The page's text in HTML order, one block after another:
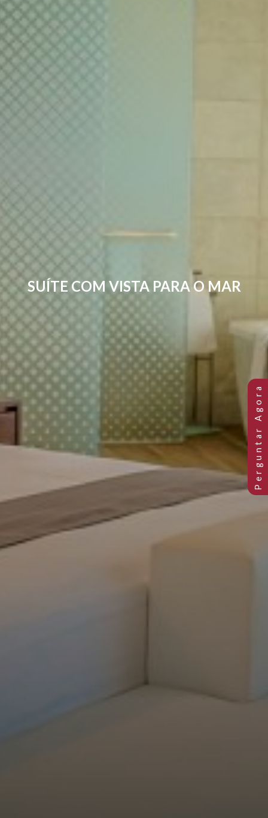
SUÍTE COM VISTA PARA O MAR